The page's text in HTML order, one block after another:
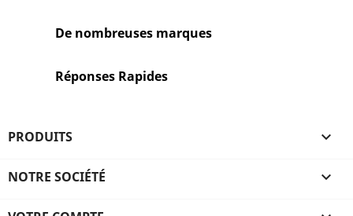
De nombreuses marques
Réponses Rapides
PRODUITS 
NOTRE SOCIÉTÉ 